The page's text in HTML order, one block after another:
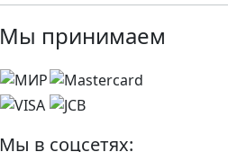
Мы принимаем
Мы в соцсетях: